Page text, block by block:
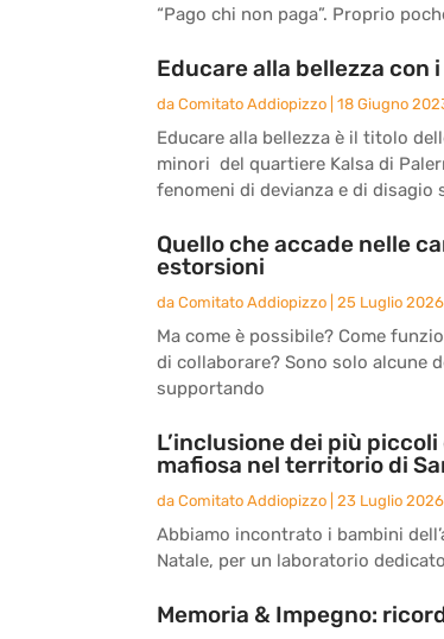
“Pago chi non paga”. Proprio
Educare alla bellezza con
da Comitato Addiopizzo 18 Giugno
Educare alla bellezza è il titolo
minori del quartiere Kalsa di
fenomeni di devianza e di disagio
Quello che accade nelle
estorsioni
da Comitato Addiopizzo 25 Luglio 2026
Ma come è possibile? Come
di collaborare? Sono solo alcune
supportando
L’inclusione dei più
mafiosa nel territorio di
da Comitato Addiopizzo 23 Luglio 2026
Abbiamo incontrato i bambini
Natale, per un laboratorio
Memoria & Impegno: